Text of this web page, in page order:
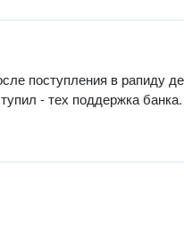
поступления в рапиду
- тех поддержка банка.